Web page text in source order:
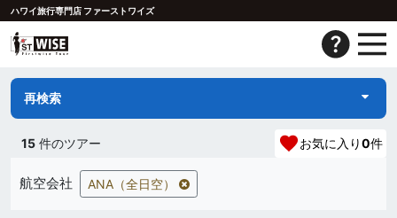
ハワイ旅行専門店 ファーストワイズ
再検索
15 件のツアー お気に入り0件
航空会社 ANA（全日空）